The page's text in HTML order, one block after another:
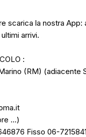
scarica la nostra
arrivi.
:
(RM) (adiacente
...)
Fisso 06-